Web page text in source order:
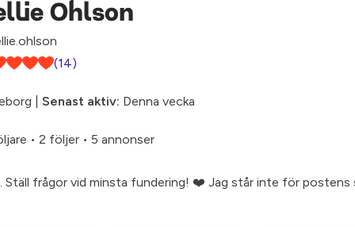
Ohlson
(14)
| Senast aktiv: Denna vecka
• 2 följer • 5 annonser
frågor vid minsta fundering! ❤️ Jag står inte för postens